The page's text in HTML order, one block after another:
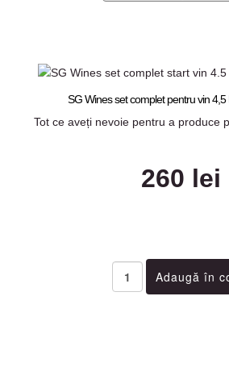
SG Wines set complet pentru vin 4,5
Tot ce aveți nevoie pentru a produce
260 lei